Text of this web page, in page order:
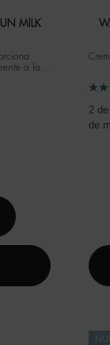
MILK
a las
2
de